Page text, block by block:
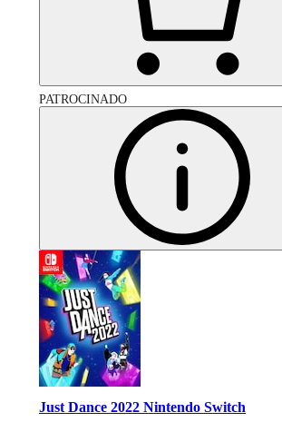
PATROCINADO
Just Dance 2022 Nintendo Switch